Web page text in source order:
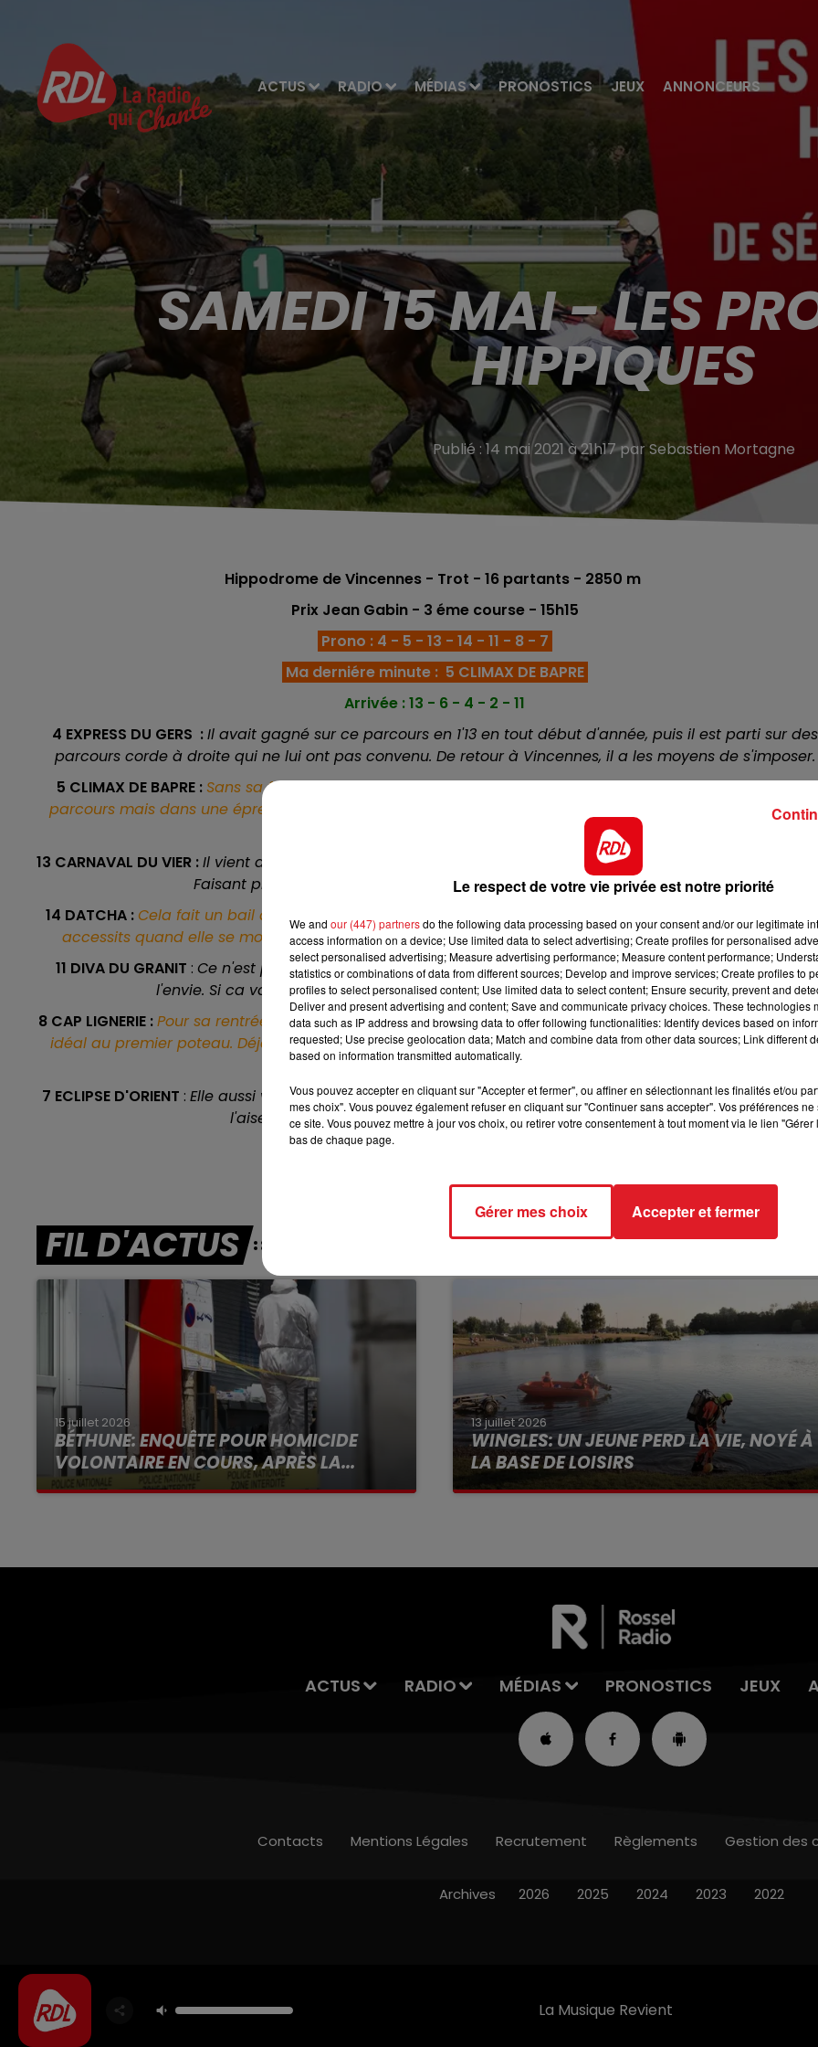
ACTUS RADIO MÉDIAS PRONOSTICS JEUX ANNONCEURS
LES APRÈS-MIDI QUI CHANTENT
16h00 - 19h00
LE JUKEBOX RDL
SAMEDI 15 MAI - LES
HIPPIQUES
Publié : 14 mai 2021 à 21h17 par Sebastien Mortagne
Hippodrome de Vincennes - Trot - 16 partants - 2850 m
Prix Jean Gabin - 3 éme course - 15h15
Prono : 4 - 5 - 13 - 14 - 11 - 8 - 7
Ma derniére minute : 5 CLIMAX DE BAPRE
Arrivée : 13 - 6 - 4 - 2 - 11
4 EXPRESS DU GERS :Il avait gagné sur ce parcours en 1'13 en tout début d'année, puis il est parti sur des
parcours corde à droite qui ne lui ont pas convenu. De retour à Vincennes, il a les moyens de s'imposer.
5 CLIMAX DE BAPRE :Sans sa faute derniérement il aurait du vaincre à Vannes. Lui aussi a gagné sur ce
parcours mais dans une épreuve à réclamer, il trouve ici un engagement interessant. C'est une
13 CARNAVAL DU VIER :Il vient de terminer second derriére Diva du Granit dans l'épreuve référence du 09/
Faisant preuve de regularité, il est incontournable dans ce quinté.
14 DATCHA :Cela fait un bail qu'elle ne sait pas imposée mais parvient de temps en temps à prendre des
accessits quand elle se montre sage d'un bout à l'autre du parcours. C'est une possibilité aujourd'hui.
11 DIVA DU GRANIT : Ce n'est pas une jument de tout les jours, avec elle ,il faut le bon parcours et surtout
l'envie. Si ca va du bon coté, il ne serait pas surprenant de la voir à l'arrivée.
8 CAP LIGNERIE :Pour sa rentrée, son entraineur a préferé le courir sur l'herbe, en attendant cet
idéal au premier poteau. Déja vainqueur sur plus long sur cette piste, une surprise de sa part n'est pas
exclure.
7 ECLIPSE D'ORIENT : Elle aussi vient de faire deux courses de remise en jambe aprés 3 mois de repos, trés
l'aise sur ce parcours elle peut grapiller la 5 éme place.
FIL D'ACTUS
15 juillet 2026
BÉTHUNE: ENQUÊTE POUR HOMICIDE
VOLONTAIRE EN COURS, APRÈS LA...
Selon les premiers éléments, le logement
13 juillet 2026
WINGLES: UN JEUNE PERD LA VIE, NOYÉ À
LA BASE DE LOISIRS
La victime a coulé à pic
ACTUS RADIO MÉDIAS PRONOSTICS JEUX
La Musique Revient
Contacts Mentions Légales Recrutement Règlements Gestion des
Archives 2026 2025 2024 2023 2022
Le respect de votre vie privée est notre priorité
We and our (447) partnersdo the following data processing based on your consent and/or our legitimate
access information on a device; Use limited data to select advertising; Create profiles for personalised
select personalised advertising; Measure advertising performance; Measure content performance;
statistics or combinations of data from different sources; Develop and improve services; Create profiles to
profiles to select personalised content; Use limited data to select content; Ensure security, prevent and
Deliver and present advertising and content; Save and communicate privacy choices. These technologies
data such as IP address and browsing data to offer following functionalities: Identify devices based on
requested; Use precise geolocation data; Match and combine data from other data sources; Link different
based on information transmitted automatically.
Vous pouvez accepter en cliquant sur "Accepter et fermer", ou affiner en sélectionnant les finalités et/ou
mes choix". Vous pouvez également refuser en cliquant sur "Continuer sans accepter". Vos préférences
ce site. Vous pouvez mettre à jour vos choix, ou retirer votre consentement à tout moment via le lien
bas de chaque page.
Gérer mes choix Accepter et fermer